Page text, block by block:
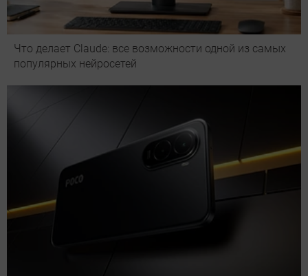
Что делает Сlaude: все возможности одной из самых
популярных нейросетей